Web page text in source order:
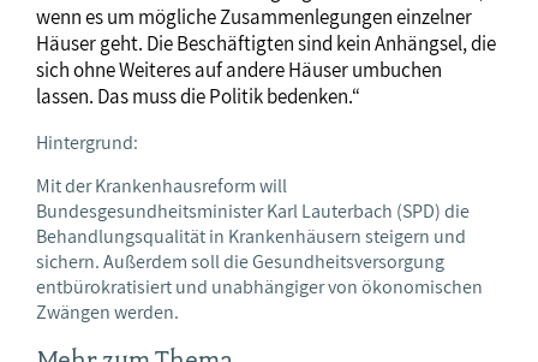
wenn es um mögliche Zusammenlegungen einzelner
Häuser geht. Die Beschäftigten sind kein Anhängsel, die
sich ohne Weiteres auf andere Häuser umbuchen
lassen. Das muss die Politik bedenken.“
Hintergrund:
Mit der Krankenhausreform will
Bundesgesundheitsminister Karl Lauterbach (SPD) die
Behandlungsqualität in Krankenhäusern steigern und
sichern. Außerdem soll die Gesundheitsversorgung
entbürokratisiert und unabhängiger von ökonomischen
Zwängen werden.